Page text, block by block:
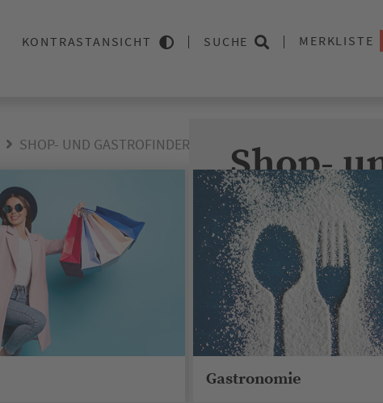
KONTRASTANSICHT SUCHE MERKLISTE
Shop-
SUCHEN SIE NACH
ALLE ERGEBNISSE
CAFÉS MIT
SHOP- UND GASTROFINDER
Gastronomie